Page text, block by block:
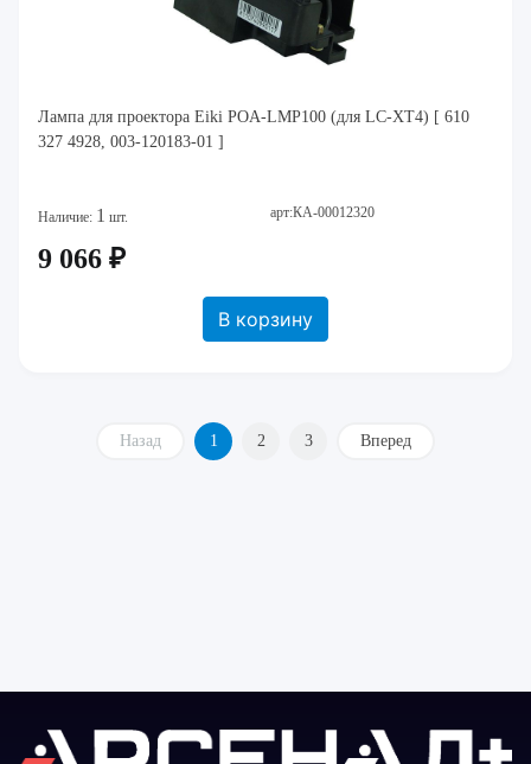
Лампа для проектора Eiki POA-LMP100 (для LC-XT4) [ 610
327 4928, 003-120183-01 ]
Наличие: 1 шт. арт:КА-00012320
9 066 ₽
В корзину
Назад 1 2 3 Вперед